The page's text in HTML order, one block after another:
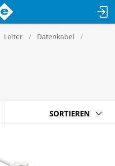
Leiter
Datenkabel
SORTIEREN